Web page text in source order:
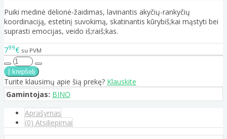
Puiki medinė dėlionė-žaidimas, lavinantis akyčių-rankyčių
koordinaciją, estetinį suvokimą, skatinantis kūrybiš;kai mąstyti bei
suprasti emocijas, veido iš;raiš;kas.
799€ su PVM
Turite klausimų apie šią prekę? Klauskite
Gamintojas: BINO
Aprašymas
(0) Atsiliepimai